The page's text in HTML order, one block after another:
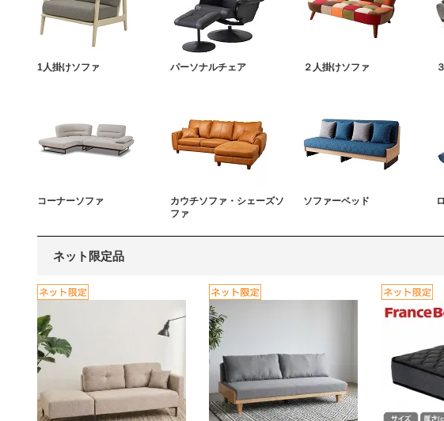
1人掛けソファ パーソナルチェア ２人掛けソファ
コーナーソファ
カウチソファ・シェーズソ
ファ
ソファーベッド
ネット限定品